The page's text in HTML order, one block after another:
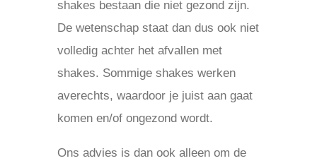
shakes bestaan die niet gezond zijn.
De wetenschap staat dan dus ook niet
volledig achter het afvallen met
shakes. Sommige shakes werken
averechts, waardoor je juist aan gaat
komen en/of ongezond wordt.
Ons advies is dan ook alleen om de